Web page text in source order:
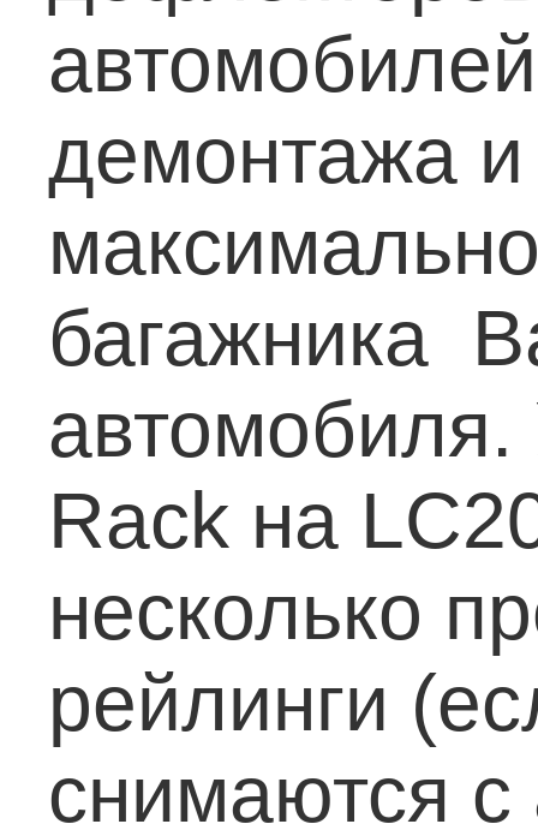
демонтажа
багажника
автомобиля.
Rack на
несколько
рейлинги
снимаются с